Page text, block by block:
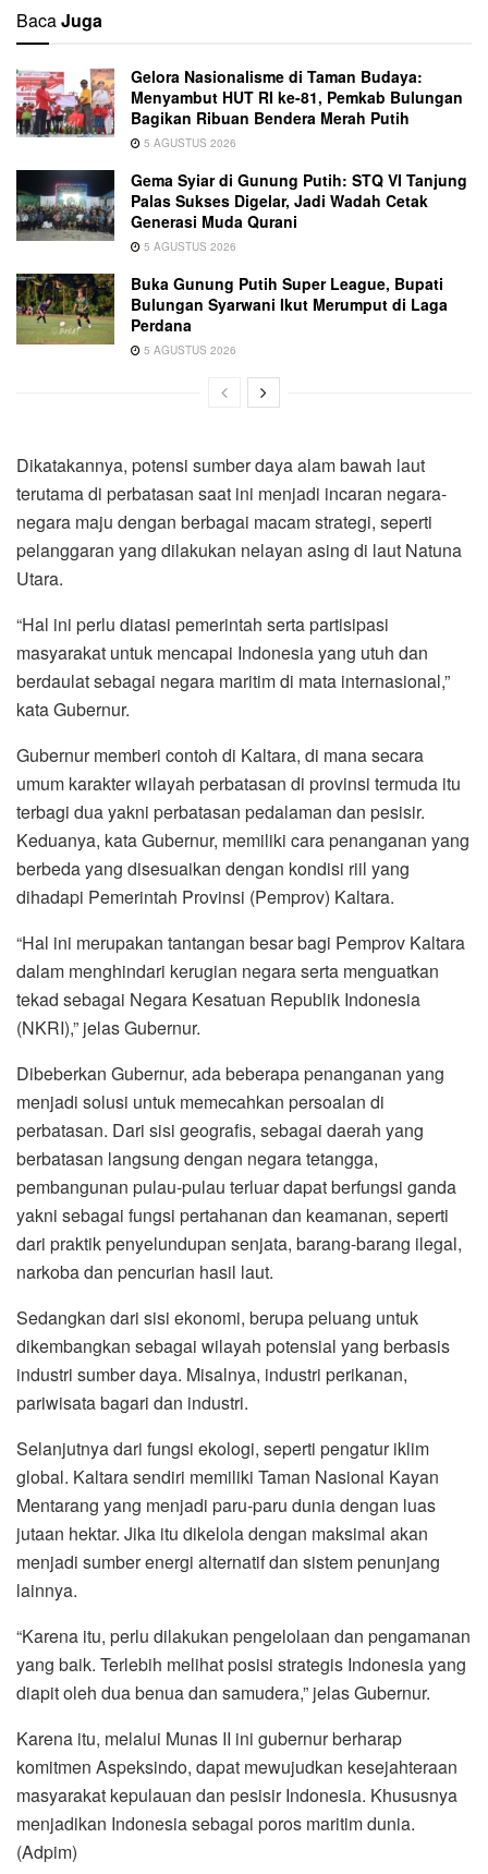
BacaJuga
Gelora Nasionalisme di Taman Budaya:
Menyambut HUT RI ke-81, Pemkab Bulungan
Bagikan Ribuan Bendera Merah Putih
5 AGUSTUS 2026
Gema Syiar di Gunung Putih: STQ VI Tanjung
Palas Sukses Digelar, Jadi Wadah Cetak
Generasi Muda Qurani
5 AGUSTUS 2026
Buka Gunung Putih Super League, Bupati
Bulungan Syarwani Ikut Merumput di Laga
Perdana
5 AGUSTUS 2026
Dikatakannya, potensi sumber daya alam bawah laut
terutama di perbatasan saat ini menjadi incaran negara-
negara maju dengan berbagai macam strategi, seperti
pelanggaran yang dilakukan nelayan asing di laut Natuna
Utara.
“Hal ini perlu diatasi pemerintah serta partisipasi
masyarakat untuk mencapai Indonesia yang utuh dan
berdaulat sebagai negara maritim di mata internasional,”
kata Gubernur.
Gubernur memberi contoh di Kaltara, di mana secara
umum karakter wilayah perbatasan di provinsi termuda itu
terbagi dua yakni perbatasan pedalaman dan pesisir.
Keduanya, kata Gubernur, memiliki cara penanganan yang
berbeda yang disesuaikan dengan kondisi riil yang
dihadapi Pemerintah Provinsi (Pemprov) Kaltara.
“Hal ini merupakan tantangan besar bagi Pemprov Kaltara
dalam menghindari kerugian negara serta menguatkan
tekad sebagai Negara Kesatuan Republik Indonesia
(NKRI),” jelas Gubernur.
Dibeberkan Gubernur, ada beberapa penanganan yang
menjadi solusi untuk memecahkan persoalan di
perbatasan. Dari sisi geografis, sebagai daerah yang
berbatasan langsung dengan negara tetangga,
pembangunan pulau-pulau terluar dapat berfungsi ganda
yakni sebagai fungsi pertahanan dan keamanan, seperti
dari praktik penyelundupan senjata, barang-barang ilegal,
narkoba dan pencurian hasil laut.
Sedangkan dari sisi ekonomi, berupa peluang untuk
dikembangkan sebagai wilayah potensial yang berbasis
industri sumber daya. Misalnya, industri perikanan,
pariwisata bagari dan industri.
Selanjutnya dari fungsi ekologi, seperti pengatur iklim
global. Kaltara sendiri memiliki Taman Nasional Kayan
Mentarang yang menjadi paru-paru dunia dengan luas
jutaan hektar. Jika itu dikelola dengan maksimal akan
menjadi sumber energi alternatif dan sistem penunjang
lainnya.
“Karena itu, perlu dilakukan pengelolaan dan pengamanan
yang baik. Terlebih melihat posisi strategis Indonesia yang
diapit oleh dua benua dan samudera,” jelas Gubernur.
Karena itu, melalui Munas II ini gubernur berharap
komitmen Aspeksindo, dapat mewujudkan kesejahteraan
masyarakat kepulauan dan pesisir Indonesia. Khususnya
menjadikan Indonesia sebagai poros maritim dunia.
(Adpim)